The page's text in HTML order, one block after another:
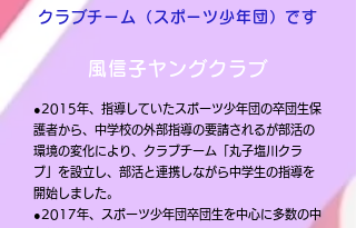
クラブチーム（スポーツ少年団）です
風信子ヤングクラブ
●2015年、指導していたスポーツ少年団の卒団生保
護者から、中学校の外部指導の要請されるが部活の
環境の変化により、クラブチーム「丸子塩川クラ
ブ」を設立し、部活と連携しながら中学生の指導を
開始しました。
●2017年、スポーツ少年団卒団生を中心に多数の中